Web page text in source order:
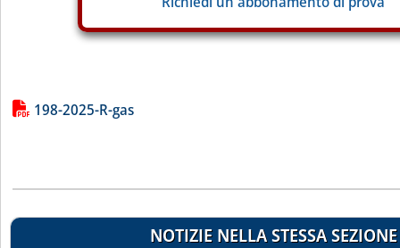
Lista allegati PDF alla notizia
198-2025-R-gas
NOTIZIE NELLA STESSA SEZIONE